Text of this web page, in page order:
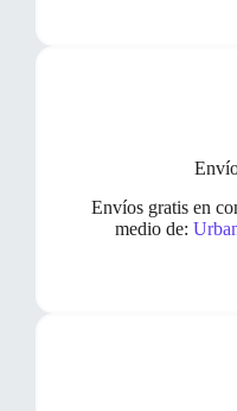
Envíos gratis en
medio de: